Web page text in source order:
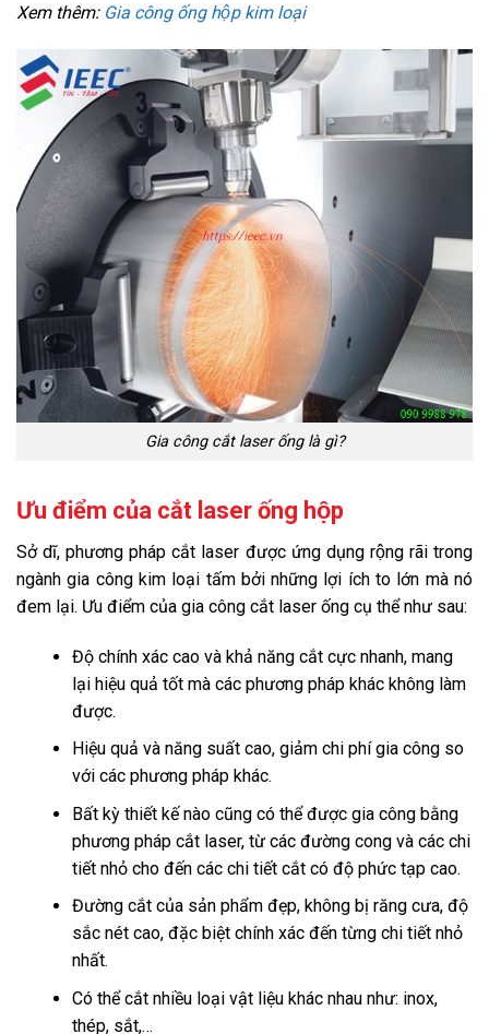
Xem thêm: Gia công ống hộp kim loại
Gia công cắt laser ống là gì?
Ưu điểm của cắt laser ống hộp
Sở dĩ, phương pháp cắt laser được ứng dụng rộng rãi trong
ngành gia công kim loại tấm bởi những lợi ích to lớn mà nó
đem lại. Ưu điểm của gia công cắt laser ống cụ thể như sau:
Độ chính xác cao và khả năng cắt cực nhanh, mang
lại hiệu quả tốt mà các phương pháp khác không làm
được.
Hiệu quả và năng suất cao, giảm chi phí gia công so
với các phương pháp khác.
Bất kỳ thiết kế nào cũng có thể được gia công bằng
phương pháp cắt laser, từ các đường cong và các chi
tiết nhỏ cho đến các chi tiết cắt có độ phức tạp cao.
Đường cắt của sản phẩm đẹp, không bị răng cưa, độ
sắc nét cao, đặc biệt chính xác đến từng chi tiết nhỏ
nhất.
Có thể cắt nhiều loại vật liệu khác nhau như: inox,
thép, sắt,…